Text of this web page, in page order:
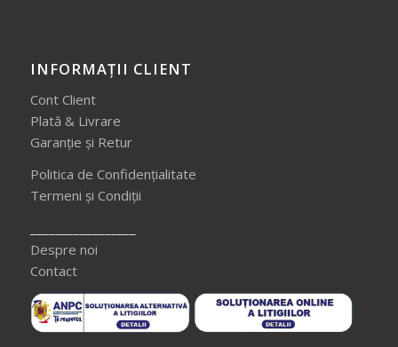
INFORMAȚII CLIENT
Cont Client
Plată & Livrare
Garanție și Retur
Politica de Confidențialitate
Termeni și Condiții
Despre noi
Contact